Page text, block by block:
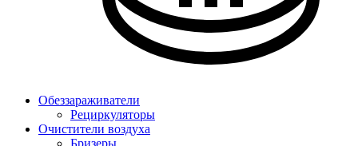
Обеззараживатели
Рециркуляторы
Очистители воздуха
Бризеры